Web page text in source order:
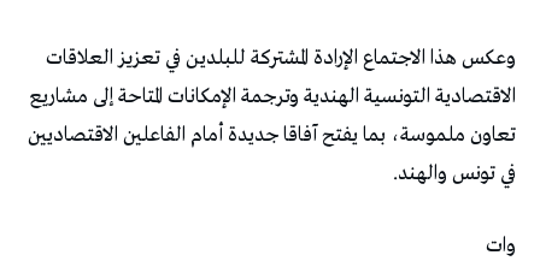
وعكس هذا الاجتماع الإرادة المشتركة للبلدين في تعزيز العلاقات
الاقتصادية التونسية الهندية وترجمة الإمكانات المتاحة إلى مشاريع
تعاون ملموسة، بما يفتح آفاقا جديدة أمام الفاعلين الاقتصاديين
في تونس والهند.
وات